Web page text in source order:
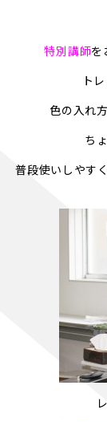
特別講師を
ト
色の入れ
ち
普段使いしやす